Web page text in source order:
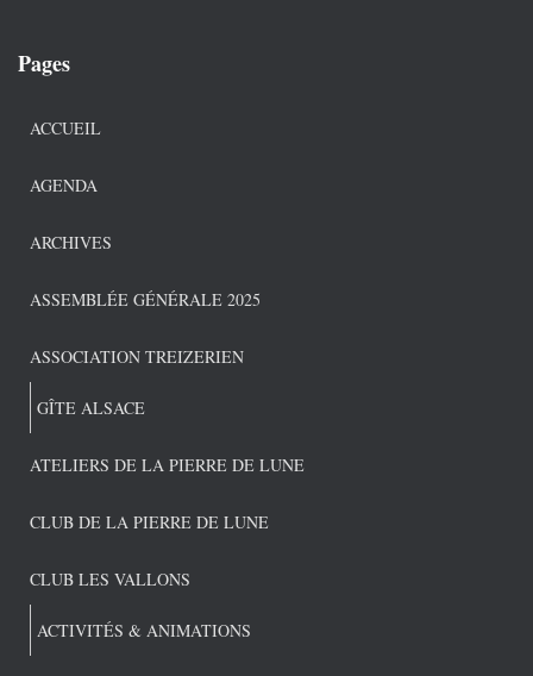
Pages
ACCUEIL
AGENDA
ARCHIVES
ASSEMBLÉE GÉNÉRALE 2025
ASSOCIATION TREIZERIEN
GÎTE ALSACE
ATELIERS DE LA PIERRE DE LUNE
CLUB DE LA PIERRE DE LUNE
CLUB LES VALLONS
ACTIVITÉS & ANIMATIONS